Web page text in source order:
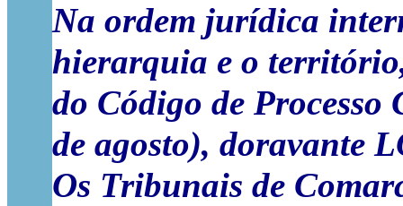
Na ordem jurídica
hierarquia e o
do Código de
de agosto), doravante
Os Tribunais de